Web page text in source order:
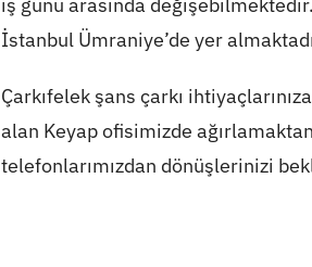
İstanbul Ümraniye’de yer
Çarkıfelek şans çarkı
alan Keyap ofisimizde
telefonlarımızdan dönüşlerinizi